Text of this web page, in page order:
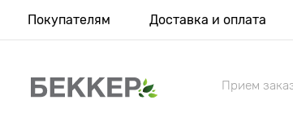
Покупателям Доставка и оплата
Прием